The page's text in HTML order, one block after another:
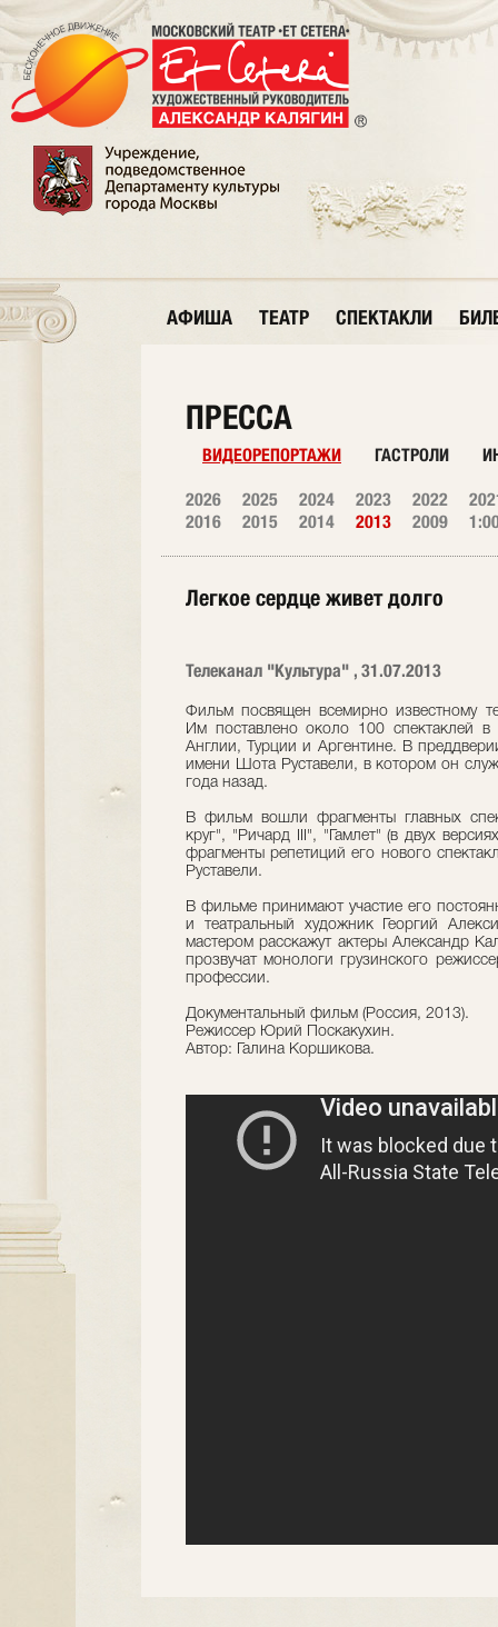
АФИША ТЕАТР СПЕКТАКЛИ
ПРЕССА
ВИДЕОРЕПОРТАЖИ ГАСТРОЛИ
2026 2025 2024 2023 2022
2016
2015 2014 2013 2009
Легкое сердце живет долго
Телеканал "Культура" , 31.07.2013
Фильм посвящен всемирно известному
Им поставлено около 100 спектаклей в
Англии, Турции и Аргентине. В
имени Шота Руставели, в котором он
года назад.
В фильм вошли фрагменты главных
круг", "Ричард III", "Гамлет" (в двух
фрагменты репетиций его нового
Руставели.
В фильме принимают участие его
и театральный художник Георгий
мастером расскажут актеры Александр
прозвучат монологи грузинского
профессии.
Документальный фильм (Россия, 2013).
Режиссер Юрий Поскакухин.
Автор: Галина Коршикова.